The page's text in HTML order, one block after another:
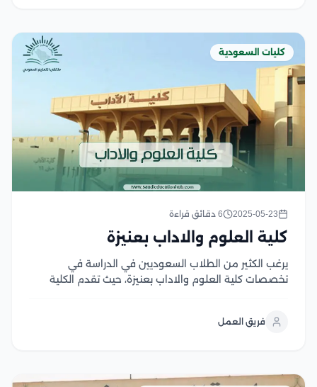
كليات السعودية
2025-05-23 6 دقائق قراءة
كلية العلوم والاداب بعنيزة
يرغب الكثير من الطلاب السعوديين في الدراسة في
تخصصات كلية العلوم والاداب بعنيزة، حيث تقدم الكلية
توفر الكلية بيئة تعليمية متطورة ومناهج متطورة، توفر...
فريق العمل